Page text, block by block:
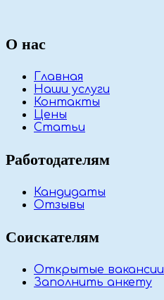
О нас
Главная
Наши услуги
Контакты
Цены
Статьи
Работодателям
Кандидаты
Отзывы
Соискателям
Открытые вакансии
Заполнить анкету